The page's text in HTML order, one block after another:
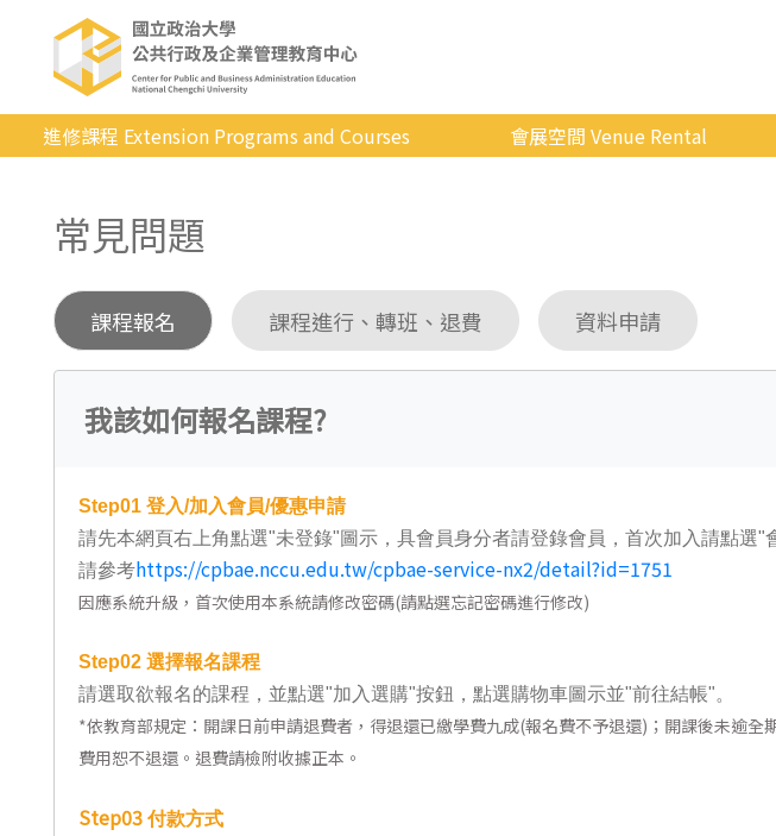
進修課程 Extension Programs and Courses
專業/學分
商管/永續
科技/生活
健康運動
日韓語
東南亞語
歐語及其他
語言檢定
採購專業
隨班附讀
會展空間 Venue Rental
使用辦法
會展快訊
常見問題
課程報名 課程進行、轉班、退費 資料申請
我該如何報名課程?
Step01 登入/加入會員/優惠申請
請先本網頁右上角點選"未登錄"圖示，具會員身分者請登錄會員，首次加入請點選"
請參考https://cpbae.nccu.edu.tw/cpbae-service-nx2/detail?id=1751
因應系統升級，首次使用本系統請修改密碼(請點選忘記密碼進行修改)
Step02 選擇報名課程
請選取欲報名的課程，並點選"加入選購"按鈕，點選購物車圖示並"前往結帳"。
*依教育部規定：開課日前申請退費者，得退還已繳學費九成(報名費不予退還)；開課後未逾
費用恕不退還。退費請檢附收據正本。
Step03 付款方式